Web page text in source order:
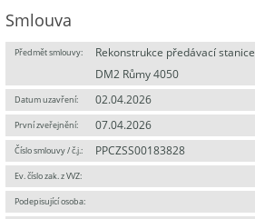
Smlouva
Předmět smlouvy:
Rekonstrukce předávací stanice
DM2 Růmy 4050
Datum uzavření: 02.04.2026
První zveřejnění: 07.04.2026
Číslo smlouvy / č.j.: PPCZSS00183828
Ev. číslo zak. z VVZ:
Podepisující osoba: